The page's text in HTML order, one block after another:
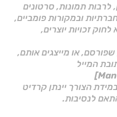
לרבות תמונות, סרטונים
ובמקורות פומביים,
להוראות סעיף 27א לחוק זכויות יוצרים,
או מייצגים אותם,
המייל
הצורך יינתן קרדיט
לנסיבות.